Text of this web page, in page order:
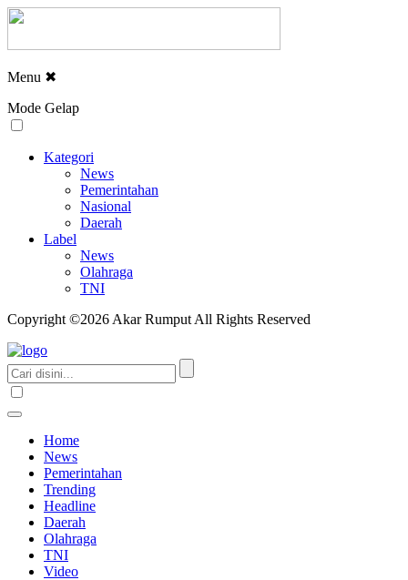
Menu ✖
Mode Gelap
Kategori
News
Pemerintahan
Nasional
Daerah
Label
News
Olahraga
TNI
Copyright ©2026 Akar Rumput All Rights Reserved
Home
News
Pemerintahan
Trending
Headline
Daerah
Olahraga
TNI
Video